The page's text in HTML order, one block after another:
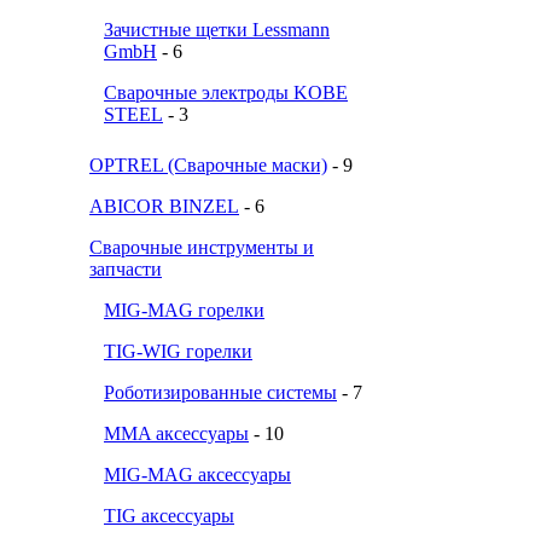
Зачистные щетки Lessmann
GmbH - 6
Сварочные электроды KOBE
STEEL - 3
OPTREL (Сварочные маски) - 9
ABICOR BINZEL - 6
Сварочные инструменты и
запчасти
MIG-MAG горелки
TIG-WIG горелки
Роботизированные системы - 7
MMA аксессуары - 10
MIG-MAG аксессуары
TIG аксессуары